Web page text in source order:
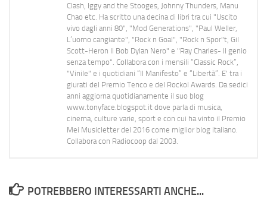
Clash, Iggy and the Stooges, Johnny Thunders, Manu
Chao etc. Ha scritto una decina di libri tra cui "Uscito
vivo dagli anni 80", "Mod Generations", "Paul Weller,
L’uomo cangiante", "Rock n Goal", "Rock n Spor"t, Gil
Scott-Heron Il Bob Dylan Nero" e "Ray Charles- Il genio
senza tempo". Collabora con i mensili “Classic Rock”,
"Vinile" e i quotidiani “Il Manifesto” e “Libertà”. E' tra i
giurati del Premio Tenco e del Rockol Awards. Da sedici
anni aggiorna quotidianamente il suo blog
www.tonyface.blogspot.it dove parla di musica,
cinema, culture varie, sport e con cui ha vinto il Premio
Mei Musicletter del 2016 come miglior blog italiano.
Collabora con Radiocoop dal 2003.
POTREBBERO INTERESSARTI ANCHE...